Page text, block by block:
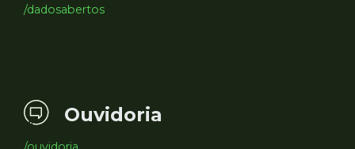
/dadosabertos
Ouvidoria